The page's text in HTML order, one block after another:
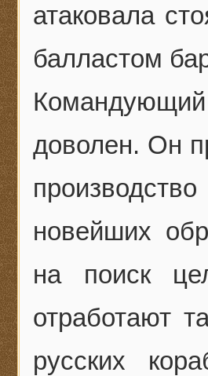
атаковала
балластом
доволен. Он
новейших
на поиск
отработают
русских